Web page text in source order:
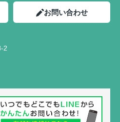
お問い合わせ
2